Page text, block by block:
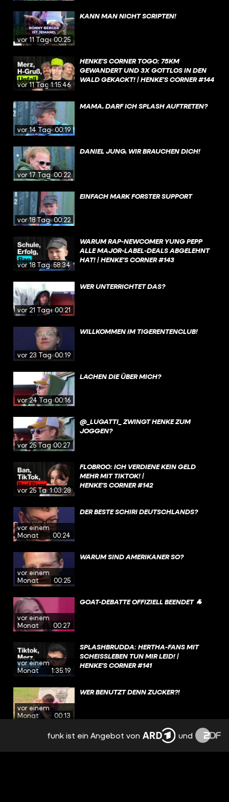
vor 11 Tagen00:25
KANN MAN NICHT SCRIPTEN!
vor 11 Tagen1:15:46
HENKE'S CORNER TOGO: 75KM
GEWANDERT UND 3X GOTTLOS IN DEN
WALD GEKACKT! | HENKE'S CORNER #144
vor 14 Tagen00:19
MAMA, DARF ICH SPLASH AUFTRETEN?
vor 17 Tagen00:22
DANIEL JUNG, WIR BRAUCHEN DICH!
vor 18 Tagen00:22
EINFACH MARK FORSTER SUPPORT
vor 18 Tagen58:34
WARUM RAP-NEWCOMER YUNG PEPP
ALLE MAJOR-LABEL-DEALS ABGELEHNT
HAT! | HENKE'S CORNER #143
vor 21 Tagen00:21
WER UNTERRICHTET DAS?
vor 23 Tagen00:19
WILLKOMMEN IM TIGERENTENCLUB!
vor 24 Tagen00:16
LACHEN DIE ÜBER MICH?
vor 25 Tagen00:27
@_LUGATTI_ ZWINGT HENKE ZUM
JOGGEN?
vor 25 Tagen1:03:28
FLOBROO: ICH VERDIENE KEIN GELD
MEHR MIT TIKTOK! |
HENKE'S CORNER #142
vor einem
Monat
00:24
DER BESTE SCHIRI DEUTSCHLANDS?
vor einem
Monat
00:25
WARUM SIND AMERIKANER SO?
vor einem
Monat
00:27
GOAT-DEBATTE OFFIZIELL BEENDET 🐐
vor einem
Monat
1:35:19
SPLASHBRUDDA: HERTHA-FANS MIT
SCHEISSLEBEN TUN MIR LEID! | H
ENKE'S CORNER #141
vor einem
Monat
00:13
WER BENUTZT DENN ZUCKER?!
vor einem
JEDER WEISS, DASS ICH DEUTSCH BIN!
funk ist ein Angebot von und